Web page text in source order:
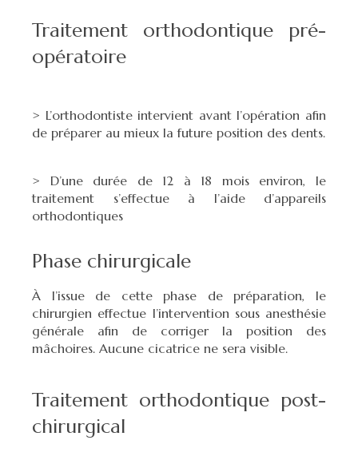
Traitement orthodontique pré-
opératoire
> L’orthodontiste intervient avant l’opération afin
de préparer au mieux la future position des dents.
> D’une durée de 12 à 18 mois environ, le
traitement s’effectue à l’aide d’appareils
orthodontiques
Phase chirurgicale
À l’issue de cette phase de préparation, le
chirurgien effectue l’intervention sous anesthésie
générale afin de corriger la position des
mâchoires. Aucune cicatrice ne sera visible.
Traitement orthodontique post-
chirurgical